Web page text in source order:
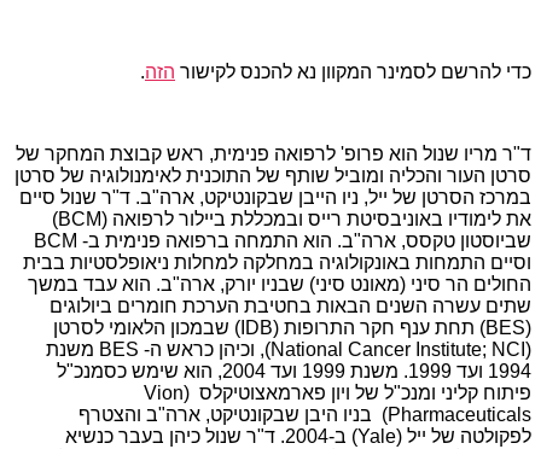
כדי להרשם לסמינר המקוון נא להכנס לקישור הזה.
ד"ר מריו שנול הוא פרופ' לרפואה פנימית, ראש קבוצת המחקר של
סרטן העור והכליה ומוביל שותף של התוכנית לאימנולוגיה של סרטן
במרכז הסרטן של ייל, ניו הייבן שבקונטיקט, ארה"ב. ד"ר שנול סיים
את לימודיו באוניבסיטת רייס ובמכללת ביילור לרפואה (BCM)
שביוסטון טקסס, ארה"ב. הוא התמחה ברפואה פנימית ב- BCM
וסיים התמחות באונקולוגיה במחלקה למחלות ניאופלסטיות בבית
החולים הר סיני (מאונט סיני) שבניו יורק, ארה"ב. הוא עבד במשך
שתים עשרה השנים הבאות בחטיבת הערכת חומרים ביולוגים
(BES) תחת ענף חקר התרופות (IDB) שבמכון הלאומי לסרטן
(National Cancer Institute; NCI), וכיהן כראש ה- BES משנת
1994 ועד 1999. משנת 1999 ועד 2004, הוא שימש כסמנכ"ל
פיתוח קליני ומנכ"ל של ויון פארמאצוטיקלס (Vion
Pharmaceuticals) בניו היבן שבקונטיקט, ארה"ב והצטרף
לפקולטה של ייל (Yale) ב-2004. ד"ר שנול כיהן בעבר כנשיא